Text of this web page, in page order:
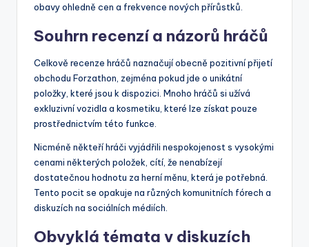
obavy ohledně cen a frekvence nových přírůstků.
Souhrn recenzí a názorů hráčů
Celkově recenze hráčů naznačují obecně pozitivní přijetí
obchodu Forzathon, zejména pokud jde o unikátní
položky, které jsou k dispozici. Mnoho hráčů si užívá
exkluzivní vozidla a kosmetiku, které lze získat pouze
prostřednictvím této funkce.
Nicméně někteří hráči vyjádřili nespokojenost s vysokými
cenami některých položek, cítí, že nenabízejí
dostatečnou hodnotu za herní měnu, která je potřebná.
Tento pocit se opakuje na různých komunitních fórech a
diskuzích na sociálních médiích.
Obvyklá témata v diskuzích